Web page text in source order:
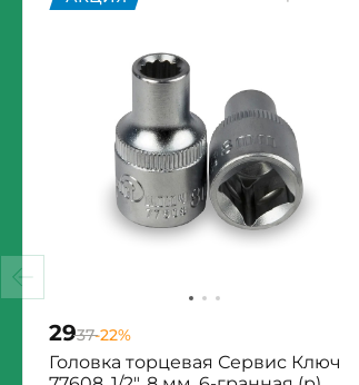
2937-22%
Головка торцевая Сервис Ключ